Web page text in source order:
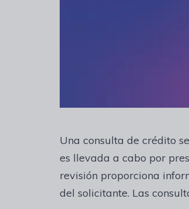
Una consulta de crédito
es llevada a cabo por
revisión proporciona
del solicitante. Las